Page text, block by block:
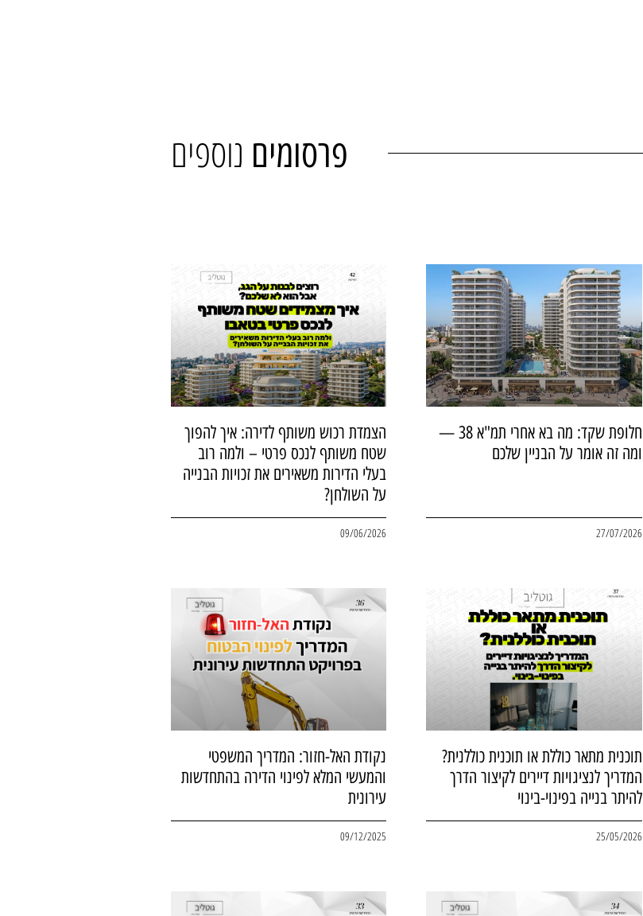
פרסומים נוספים
חלופת שקד: מה בא אחרי תמ"א 38 —
ומה זה אומר על הבניין שלכם
27/07/2026
הצמדת רכוש משותף לדירה: איך להפוך
שטח משותף לנכס פרטי – ולמה רוב
בעלי הדירות משאירים את זכויות הבנייה
על השולחן?
09/06/2026
תוכנית מתאר כוללת או תוכנית כוללנית?
המדריך לנציגויות דיירים לקיצור הדרך
להיתר בנייה בפינוי-בינוי
25/05/2026
נקודת האל-חזור: המדריך המשפטי
והמעשי המלא לפינוי הדירה בהתחדשות
עירונית
09/12/2025